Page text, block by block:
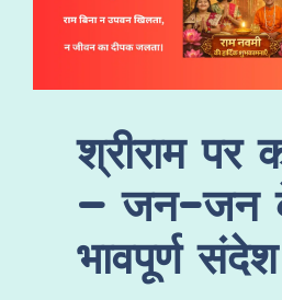
श्रीराम पर
– जन-जन
भावपूर्ण संदेश